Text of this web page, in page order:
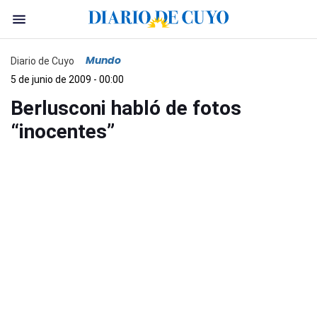
Diario de Cuyo Mundo
5 de junio de 2009 - 00:00
Berlusconi habló de fotos
“inocentes”